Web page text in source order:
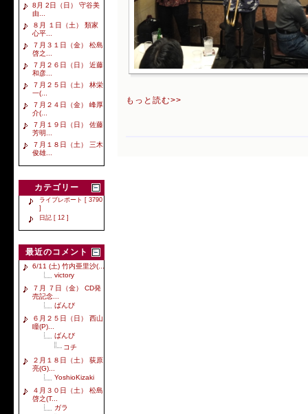
8月 2日（日） 守谷美
由...
８月 １日（土） 類家
心平...
７月３１日（金） 松島
啓之...
７月２６日（日） 近藤
和彦...
７月２５日（土） 林栄
一(...
７月２４日（金） 峰厚
介(...
７月１９日（日） 佐藤
芳明...
７月１８日（土） 三木
俊雄...
カテゴリー
ライブレポート [ 3790
]
日記 [ 12 ]
最近のコメント
6/11 (土) 竹内亜里沙(...
victory
７月 ７日（金） CD発
売記念...
ばんび
６月２５日（日） 西山
瞳(P)...
ばんび
コチ
２月１８日（土） 荻原
亮(G)...
YoshioKizaki
４月３０日（土） 松島
啓之(T...
ガラ
もっと読む>>